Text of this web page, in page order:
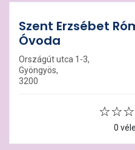
Szent Erzsébet
Óvoda
Országút utca 1-3,
Gyöngyös,
3200
0